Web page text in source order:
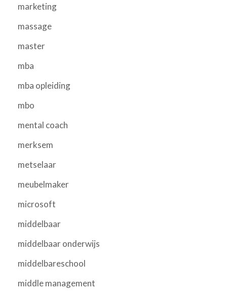
marketing
massage
master
mba
mba opleiding
mbo
mental coach
merksem
metselaar
meubelmaker
microsoft
middelbaar
middelbaar onderwijs
middelbareschool
middle management